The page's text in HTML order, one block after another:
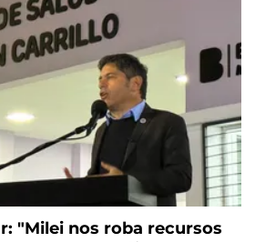
"Milei nos roba recursos